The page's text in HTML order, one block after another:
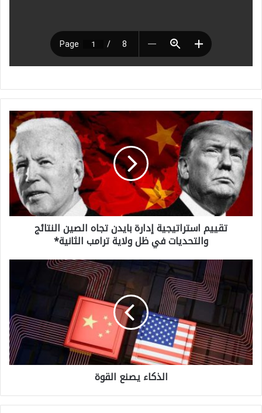
ق
ي
ر
ت
ي
ج
ي
ة
تقييم استراتيجية إدارة بايدن تجاه الصين النتائج
والتحديات في ظل ولاية ترامب الثانية*
ذ
ك
ا
ء
الذكاء يصنع القوة